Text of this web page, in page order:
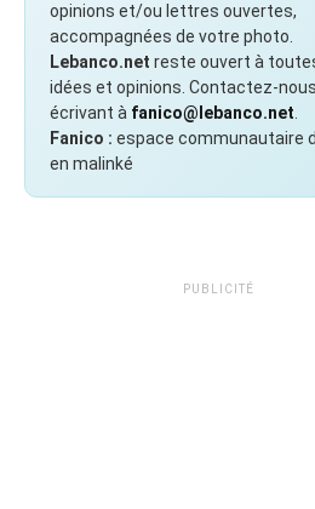
opinions et/ou lettres ouvertes,
accompagnées de votre photo.
Lebanco.net reste ouvert à
idées et opinions. Contactez-
écrivant à fanico@lebanco.net
Fanico : espace communautaire
en malinké
PUBLICITÉ